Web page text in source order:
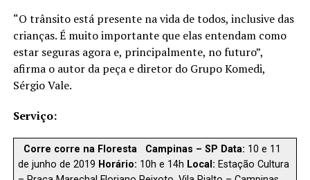
“O trânsito está presente na vida de todos, inclusive das
crianças. É muito importante que elas entendam como
estar seguras agora e, principalmente, no futuro”,
afirma o autor da peça e diretor do Grupo Komedi,
Sérgio Vale.
Serviço:
Corre corre na Floresta Campinas – SP Data: 10 e 11
de junho de 2019 Horário: 10h e 14h Local: Estação Cultura